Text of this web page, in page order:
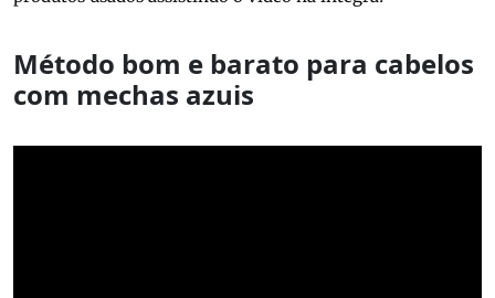
Método bom e barato para cabelos
com mechas azuis